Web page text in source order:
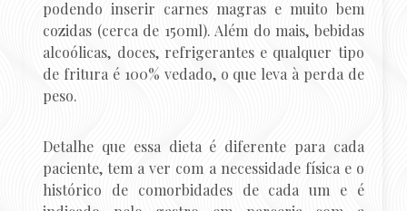
podendo inserir carnes magras e muito bem
cozidas (cerca de 150ml). Além do mais, bebidas
alcoólicas, doces, refrigerantes e qualquer tipo
de fritura é 100% vedado, o que leva à perda de
peso.
Detalhe que essa dieta é diferente para cada
paciente, tem a ver com a necessidade física e o
histórico de comorbidades de cada um e é